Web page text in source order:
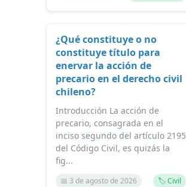
¿Qué constituye o no
constituye título para
enervar la acción de
precario en el derecho civil
chileno?
Introducción La acción de
precario, consagrada en el
inciso segundo del artículo 2195
del Código Civil, es quizás la
fig...
📅 3 de agosto de 2026 🏷️ Civil